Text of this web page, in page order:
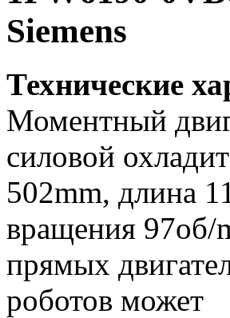
Siemens
Технические
Моментный
силовой
502mm, длина
вращения 97об/
прямых
роботов может